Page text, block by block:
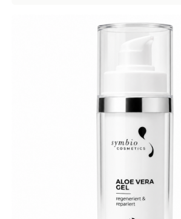
DORA OXYGEN MON
MÉDECINS &
Symbio-Harmonizer
ACTUALITÉS
Articles de blog
Dernières actualités